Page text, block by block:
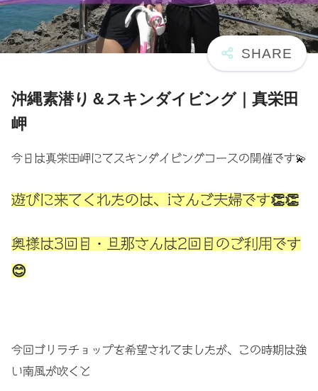
沖縄素潜り＆スキンダイビング｜真栄田
岬
今日は真栄田岬にてスキンダイビングコースの開催です💫
遊びに来てくれたのは、iさんご夫婦です👏👏
奥様は3回目・旦那さんは2回目のご利用です
😊
今回ゴリラチョップを希望されてましたが、この時期は強
い南風が吹くと